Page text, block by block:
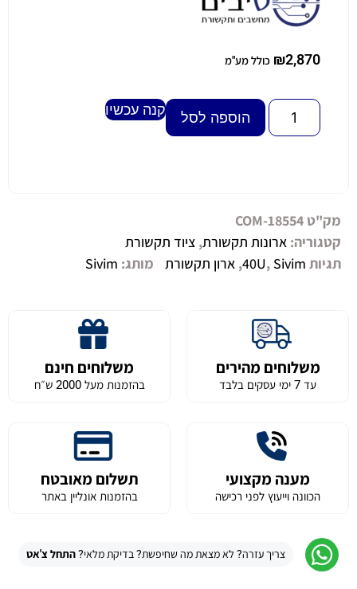
₪2,870 כולל מע"מ
הוספה לסל קנה עכשיו
מק"ט COM-18554
קטגוריה: ארונות תקשורת, ציוד תקשורת
תגיות
40U, Sivim
, ארון תקשורת מותג: Sivim
משלוחים מהירים
עד 7 ימי עסקים בלבד
משלוחים חינם
בהזמנות מעל 2000 ש״ח
מענה מקצועי
הכוונה וייעוץ לפני רכישה
תשלום מאובטח
בהזמנות אונליין באתר
צריך עזרה? לא מצאת מה שחיפשת? בדיקת מלאי?התחל צ'אט